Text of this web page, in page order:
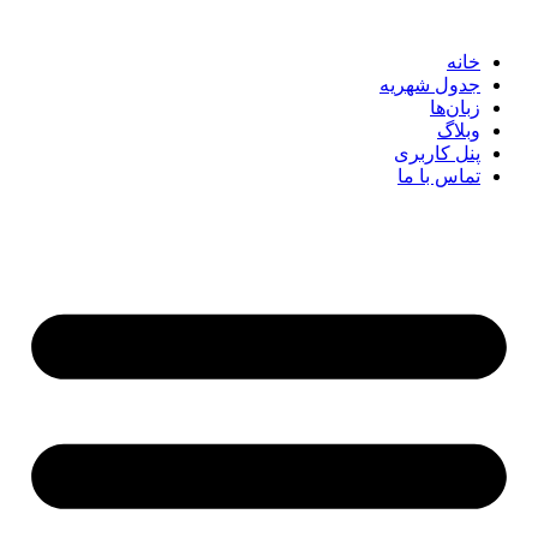
خانه
جدول شهریه
زبان‌ها
وبلاگ
پنل کاربری
تماس با ما